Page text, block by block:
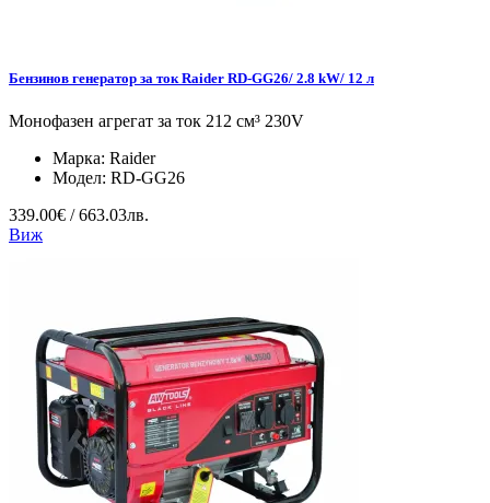
Бензинов генератор за ток Raider RD-GG26/ 2.8 kW/ 12 л
Монофазен агрегат за ток 212 см³ 230V
Марка: Raider
Модел: RD-GG26
339.00€ / 663.03лв.
Виж